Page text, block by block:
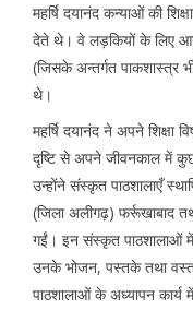
महर्षि दयानंद कन्याओं की
देते थे। वे लड़कियों के लिए
(जिसके अन्तर्गत पाकशास्त्र
थे।
महर्षि दयानंद ने अपने शिक्षा
दृष्टि से अपने जीवनकाल में
उन्होंने संस्कृत पाठशालाएँ
(जिला अलीगढ़) फर्रूखाबाद
गईं। इन संस्कृत पाठशालाओं में
उनके भोजन, पस्तके तथा
पाठशालाओं के अध्यापन कार्य